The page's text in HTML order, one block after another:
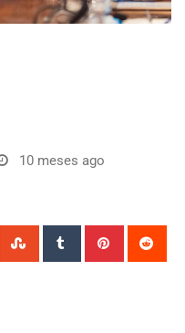
10 meses ago
WhatsappStumbleUpon
Tumblr Pinterest